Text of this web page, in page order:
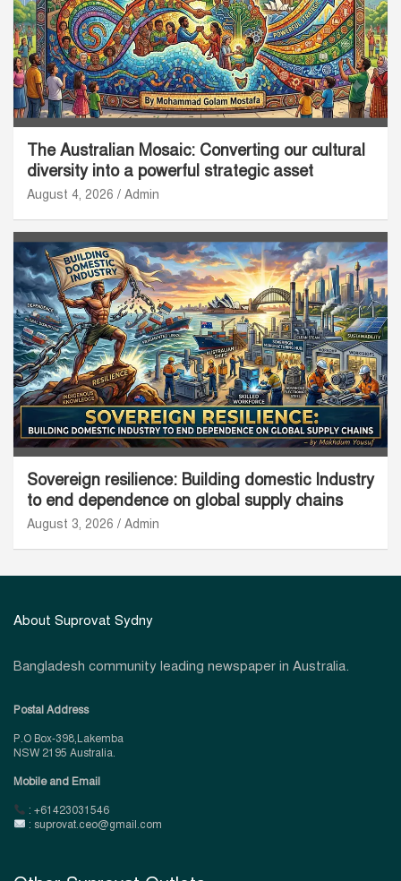
The Australian Mosaic: Converting our cultural
diversity into a powerful strategic asset
August 4, 2026 Admin
Sovereign resilience: Building domestic Industry
to end dependence on global supply chains
August 3, 2026 Admin
About Suprovat Sydny
Bangladesh community leading newspaper in Australia.
Postal Address
P.O Box-398,Lakemba
NSW 2195 Australia.
Mobile and Email
: +61423031546
: suprovat.ceo@gmail.com